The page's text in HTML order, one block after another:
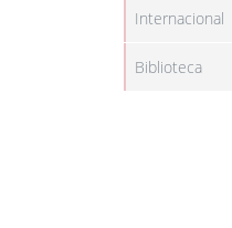
Internacional
Biblioteca